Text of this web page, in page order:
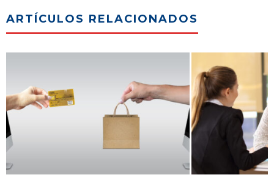
ARTÍCULOS RELACIONADOS